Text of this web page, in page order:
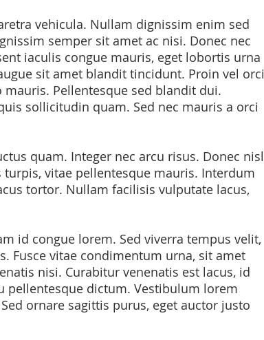
vehicula. Nullam dignissim enim sed
semper sit amet ac nisi. Donec nec
iaculis congue mauris, eget lobortis urna
sit amet blandit tincidunt. Proin vel orci
Pellentesque sed blandit dui.
sollicitudin quam. Sed nec mauris a orci
quam. Integer nec arcu risus. Donec nisl
vitae pellentesque mauris. Interdum
tortor. Nullam facilisis vulputate lacus,
id congue lorem. Sed viverra tempus velit,
Fusce vitae condimentum urna, sit amet
nisi. Curabitur venenatis est lacus, id
pellentesque dictum. Vestibulum lorem
ornare sagittis purus, eget auctor justo